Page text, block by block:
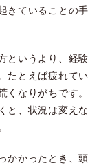
きていることの手
というより、経験
たとえば疲れてい
なりがちです。
と、状況は変えな
かかったとき、頭